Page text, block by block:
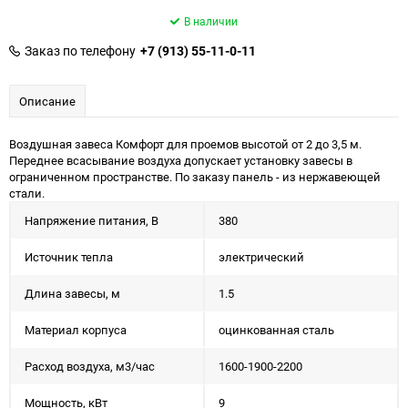
В наличии
Заказ по телефону +7 (913) 55-11-0-11
Описание
Воздушная завеса Комфорт для проемов высотой от 2 до 3,5 м.
Переднее всасывание воздуха допускает установку завесы в
ограниченном пространстве. По заказу панель - из нержавеющей
стали.
Напряжение питания, В
380
Источник тепла электрический
Длина завесы, м 1.5
Материал корпуса оцинкованная сталь
Расход воздуха, м3/час 1600-1900-2200
Мощность, кВт 9